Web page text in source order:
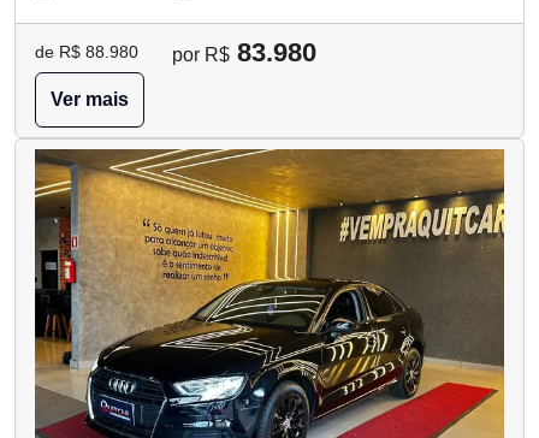
de R$ 88.980 por R$ 83.980
Ver mais